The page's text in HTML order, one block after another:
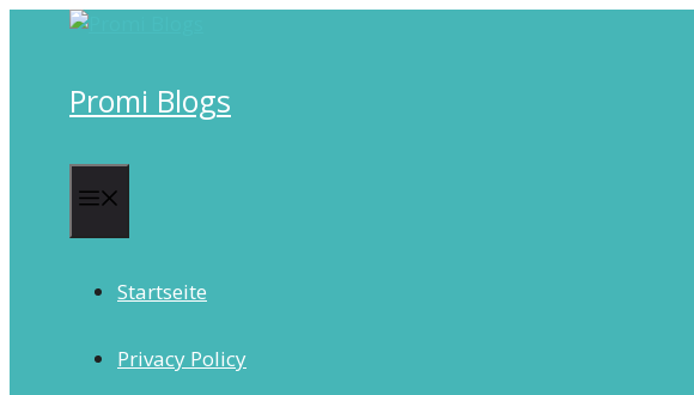
Promi Blogs
Startseite
Privacy Policy